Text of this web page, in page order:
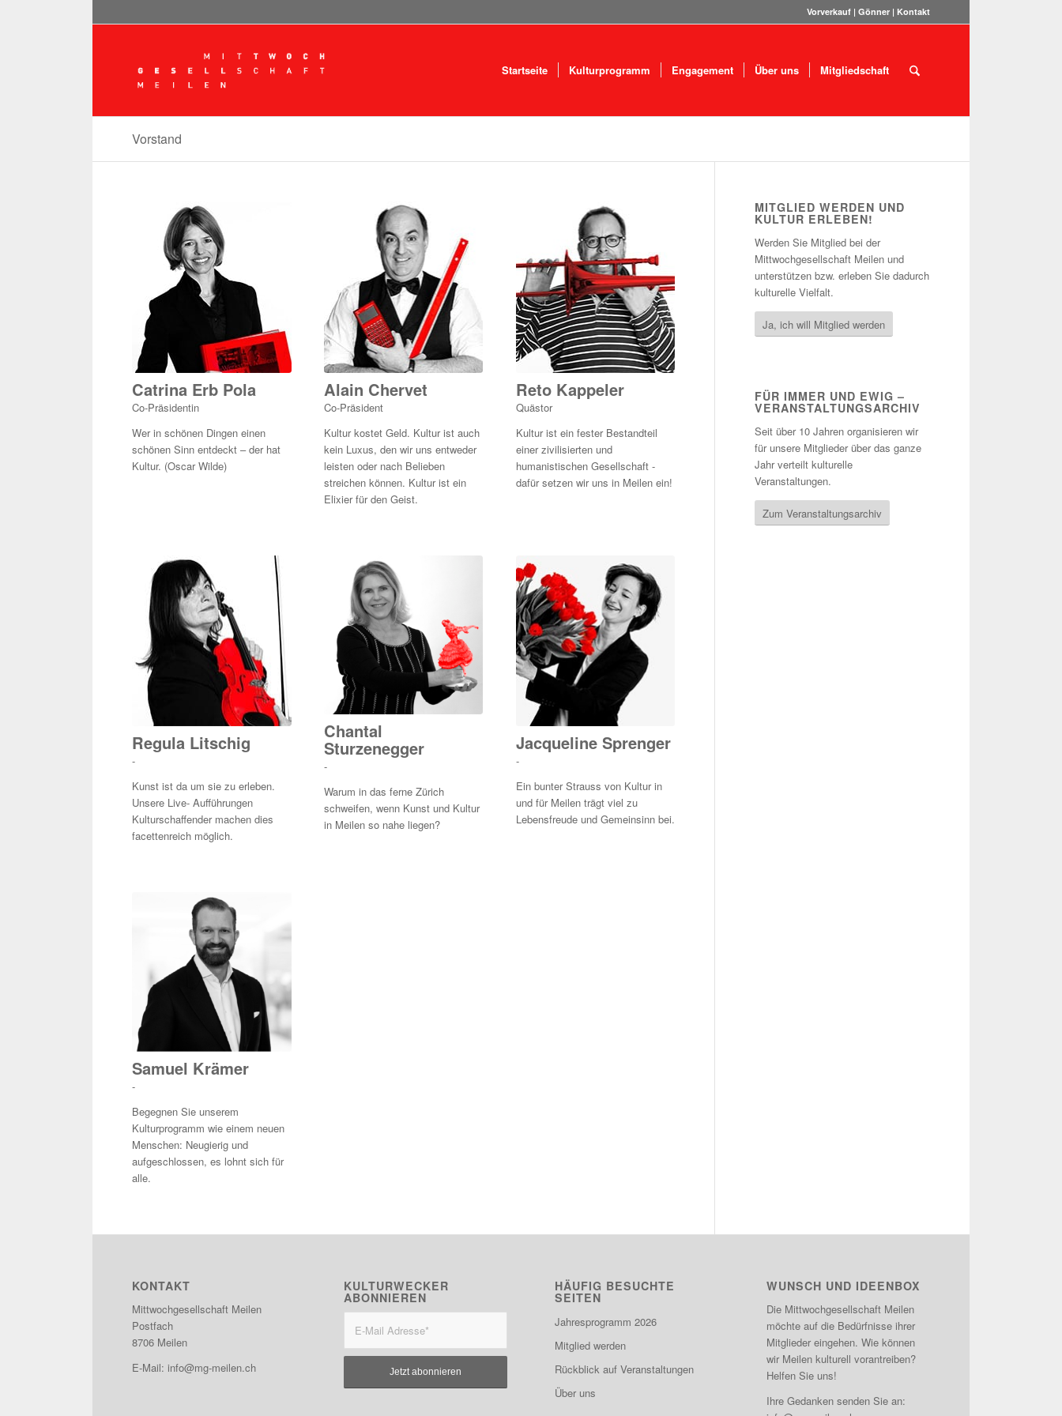
Vorverkauf | Gönner | Kontakt
Startseite Kulturprogramm Engagement Über uns Mitgliedschaft
Vorstand
Catrina Erb Pola
Co-Präsidentin
Wer in schönen Dingen einen
schönen Sinn entdeckt – der hat
Kultur. (Oscar Wilde)
Alain Chervet
Co-Präsident
Kultur kostet Geld. Kultur ist auch
kein Luxus, den wir uns entweder
leisten oder nach Belieben
streichen können. Kultur ist ein
Elixier für den Geist.
Reto Kappeler
Quästor
Kultur ist ein fester Bestandteil
einer zivilisierten und
humanistischen Gesellschaft -
dafür setzen wir uns in Meilen ein!
Regula Litschig
-
Kunst ist da um sie zu erleben.
Unsere Live- Aufführungen
Kulturschaffender machen dies
facettenreich möglich.
Chantal
Sturzenegger
-
Warum in das ferne Zürich
schweifen, wenn Kunst und Kultur
in Meilen so nahe liegen?
Jacqueline Sprenger
-
Ein bunter Strauss von Kultur in
und für Meilen trägt viel zu
Lebensfreude und Gemeinsinn bei.
Samuel Krämer
-
Begegnen Sie unserem
Kulturprogramm wie einem neuen
Menschen: Neugierig und
aufgeschlossen, es lohnt sich für
alle.
MITGLIED WERDEN UND
KULTUR ERLEBEN!
Werden Sie Mitglied bei der
Mittwochgesellschaft Meilen und
unterstützen bzw. erleben Sie dadurch
kulturelle Vielfalt.
Ja, ich will Mitglied werden
FÜR IMMER UND EWIG –
VERANSTALTUNGSARCHIV
Seit über 10 Jahren organisieren wir
für unsere Mitglieder über das ganze
Jahr verteilt kulturelle
Veranstaltungen.
Zum Veranstaltungsarchiv
KONTAKT
Mittwochgesellschaft Meilen
Postfach
8706 Meilen
E-Mail: info@mg-meilen.ch
KULTURWECKER
ABONNIEREN
HÄUFIG BESUCHTE
SEITEN
Jahresprogramm 2026
Mitglied werden
Rückblick auf Veranstaltungen
Über uns
WUNSCH UND IDEENBOX
Die Mittwochgesellschaft Meilen
möchte auf die Bedürfnisse ihrer
Mitglieder eingehen. Wie können
wir Meilen kulturell vorantreiben?
Helfen Sie uns!
Ihre Gedanken senden Sie an: